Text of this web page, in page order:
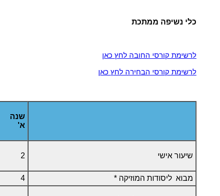
כלי נשיפה ממתכת
לרשימת קורסי החובה לחץ כאן
לרשימת קורסי הבחירה לחץ כאן
שנה
א'
שיעור אישי 2
מבוא ליסודות המוזיקה * 4